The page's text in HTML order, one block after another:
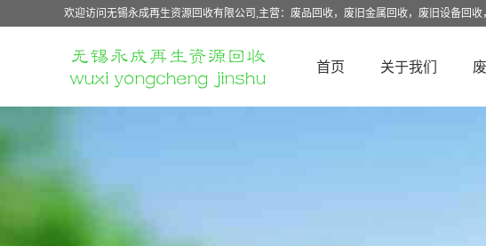
欢迎访问无锡永成再生资源回收有限公司,主营：废品回收，废旧金属回收，废旧设备回
首页 关于我们